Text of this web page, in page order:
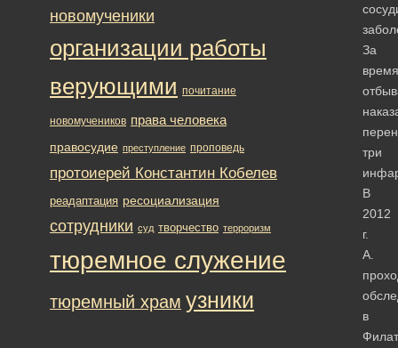
За
время
три
В
2012
г.
А.
в
новомученики
организации работы
верующими почитание
новомучеников права человека
правосудие преступление проповедь
протоиерей Константин Кобелев
реадаптация ресоциализация
сотрудники суд творчество терроризм
тюремное служение
тюремный храм узники